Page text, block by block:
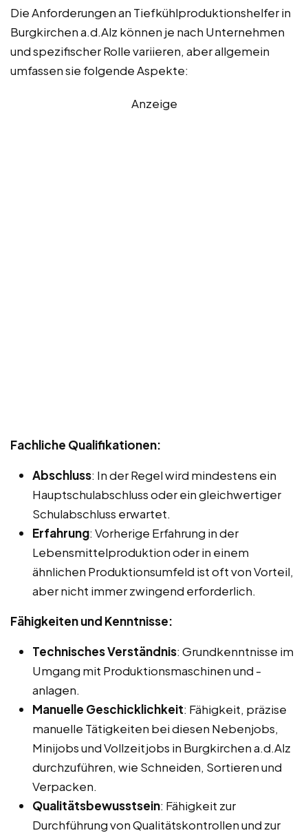
Die Anforderungen an Tiefkühlproduktionshelfer in
Burgkirchen a.d.Alz können je nach Unternehmen
und spezifischer Rolle variieren, aber allgemein
umfassen sie folgende Aspekte:
Anzeige
Fachliche Qualifikationen:
Abschluss: In der Regel wird mindestens ein
Hauptschulabschluss oder ein gleichwertiger
Schulabschluss erwartet.
Erfahrung: Vorherige Erfahrung in der
Lebensmittelproduktion oder in einem
ähnlichen Produktionsumfeld ist oft von Vorteil,
aber nicht immer zwingend erforderlich.
Fähigkeiten und Kenntnisse:
Technisches Verständnis: Grundkenntnisse im
Umgang mit Produktionsmaschinen und -
anlagen.
Manuelle Geschicklichkeit: Fähigkeit, präzise
manuelle Tätigkeiten bei diesen Nebenjobs,
Minijobs und Vollzeitjobs in Burgkirchen a.d.Alz
durchzuführen, wie Schneiden, Sortieren und
Verpacken.
Qualitätsbewusstsein: Fähigkeit zur
Durchführung von Qualitätskontrollen und zur